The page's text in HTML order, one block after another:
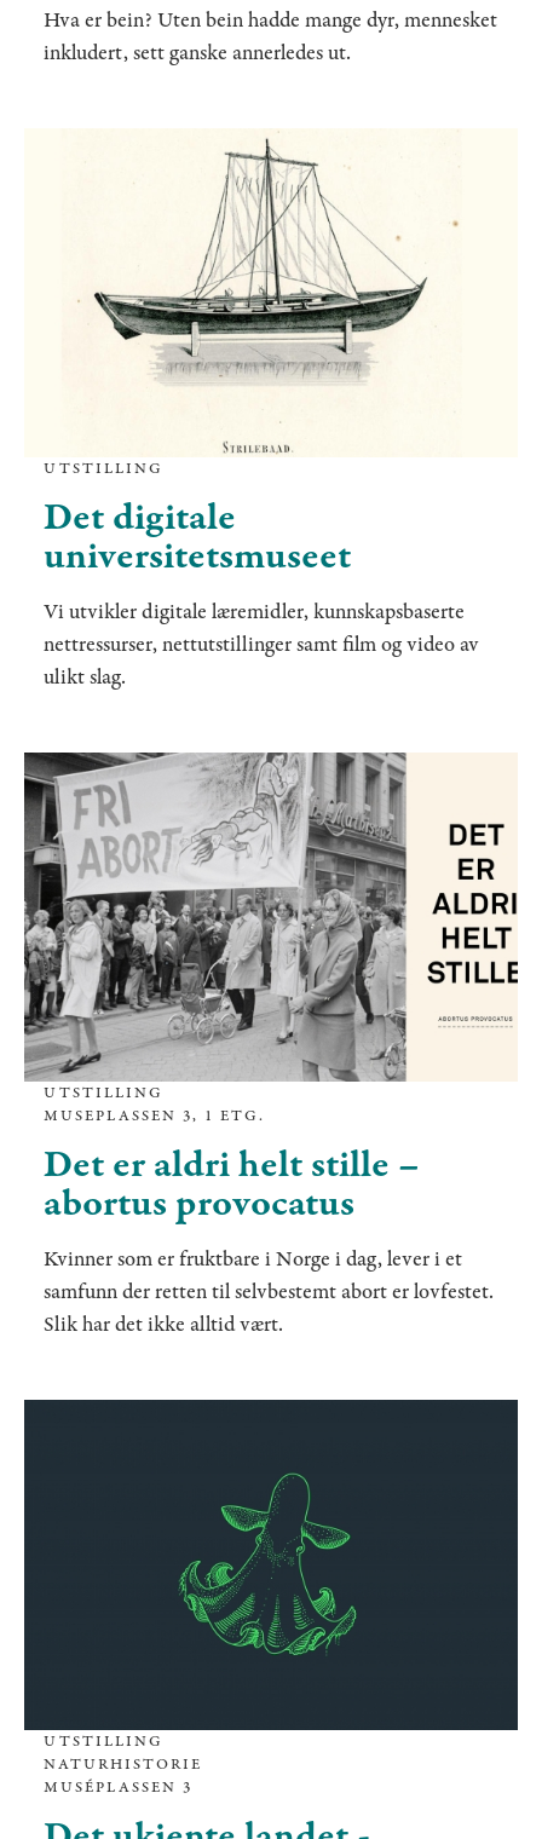
Hva er bein? Uten bein hadde mange dyr, mennesket
inkludert, sett ganske annerledes ut.
UTSTILLING
Det digitale
universitetsmuseet
Vi utvikler digitale læremidler, kunnskapsbaserte
nettressurser, nettutstillinger samt film og video av
ulikt slag.
UTSTILLING
MUSEPLASSEN 3, 1 ETG.
Det er aldri helt stille –
abortus provocatus
Kvinner som er fruktbare i Norge i dag, lever i et
samfunn der retten til selvbestemt abort er lovfestet.
Slik har det ikke alltid vært.
UTSTILLING
NATURHISTORIE
MUSÉPLASSEN 3